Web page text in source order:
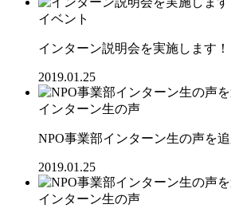
イベント
インターン説明会を実施します！
2019.01.25
インターン生の声
NPO事業部インターン生の声を
2019.01.25
インターン生の声